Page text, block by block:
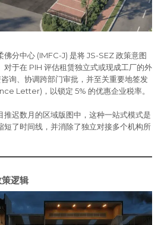
分中心 (IMFC-J) 是将 JS-SEZ 政策意图
对于在 PIH 评估租赁独立式或现成工厂的外
询、协调跨部门审批，并至关重要地签发
Letter)，以锁定 5% 的优惠企业税率。
推迟数月的区域版图中，这种一站式模式是
短了时间线，并消除了独立对接多个机构所
逻辑